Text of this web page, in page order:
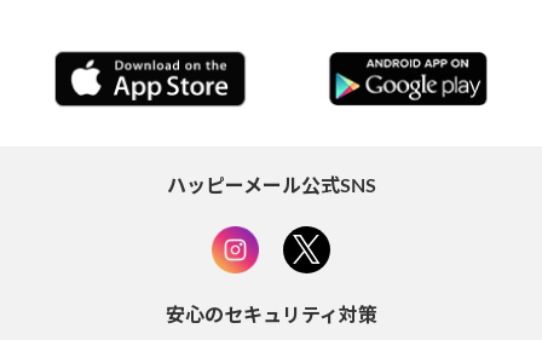
ハッピーメール公式SNS
安心のセキュリティ対策